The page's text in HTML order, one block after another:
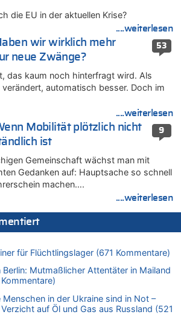
von Willi Müller zu
soll seine Oma ermordet haben
diesem Sommer ist jetzt amtlich
von Dax zu
Krise?
von Mungo zu
in NRW so niedrig wie noch nie
von Ostbelgien Direkt zu
die 100-Tore-Marke für die Red Flames
diesem Sommer ist jetzt amtlich
von Dax zu
in NRW so niedrig wie noch nie
in NRW so niedrig wie noch nie
in NRW so niedrig wie noch nie
von Dax zu
diesem Sommer ist jetzt amtlich
von Soso zu
wieder Mekka des Pferdesports –
WM auf starke Springreiter
die EU in der aktuellen Krise?
....weiterlesen
53
wir wirklich mehr
neue Zwänge?
das kaum noch hinterfragt wird. Als
automatisch besser. Doch im
....weiterlesen
9
Mobilität plötzlich nicht
ist
Gemeinschaft wächst man mit
Gedanken auf: Hauptsache so schnell
machen….
....weiterlesen
für Flüchtlingslager (671 Kommentare)
Mutmaßlicher Attentäter in Mailand
in der Ukraine sind in Not –
auf Öl und Gas aus Russland (521